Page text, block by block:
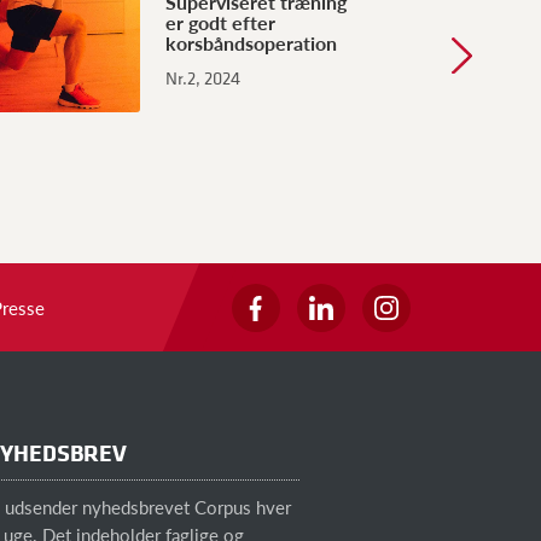
er godt efter
korsbåndsoperation
Nr.2, 2024
nyhedsbrevet Corpus hver
Det indeholder faglige og